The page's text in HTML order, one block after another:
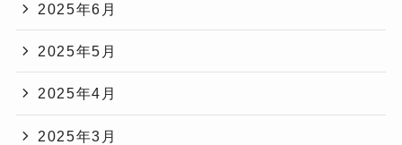
2025年6月
2025年5月
2025年4月
2025年3月